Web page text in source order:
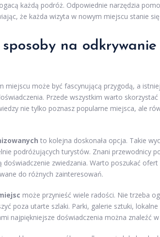
każdą podróż. Odpowiednie narzędzia
że każda wizyta w nowym miejscu stanie
na
miejscu może być fascynującą przygodą, a
Przede wszystkim warto
nie tylko poznasz popularne miejsca, ale
to kolejna doskonała opcja. Takie
podróżujących turystów. Znani przewodnicy
zwiedzania. Warto poszukać
do różnych zainteresowań.
może przynieść wiele radości. Nie trzeba
poza utarte szlaki. Parki, galerie sztuki,
najpiękniejsze doświadczenia można znaleźć